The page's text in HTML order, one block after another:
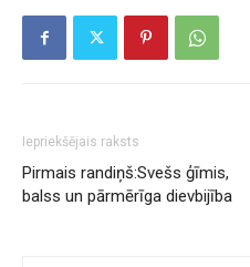
Iepriekšējais raksts
Pirmais randiņš:Svešs ģīmis,
balss un pārmērīga dievbijība